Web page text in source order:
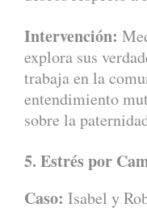
Intervención:
explora sus
trabaja en la
entendimiento
sobre la
5. Estrés por
Caso: Isabel y